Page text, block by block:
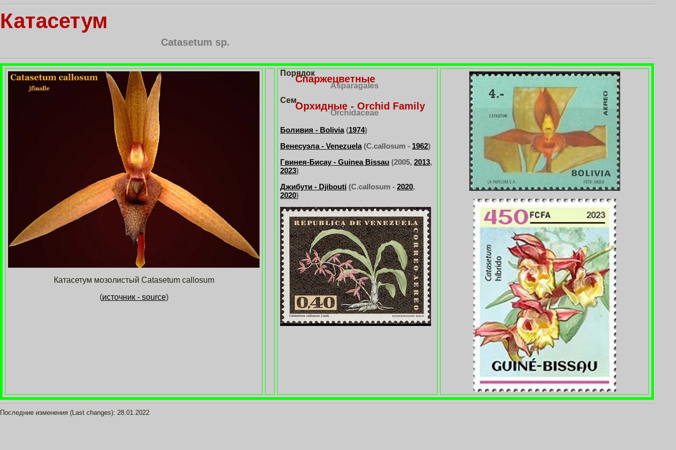
Катасетум
Catasetum sp.
Катасетум мозолистый Catasetum callosum
(источник - source)
Порядок
Спаржецветные
Asparagales
Сем.
Орхидные - Orchid Family
Orchidaceae
Боливия - Bolivia(1974)
Венесуэла - Venezuela(C.callosum - 1962)
Гвинея-Бисау - Guinea Bissau (2005, 2013,
2023)
Джибути - Djibouti (C.callosum - 2020,
2020)
Последние изменения (Last changes): 28.01.2022